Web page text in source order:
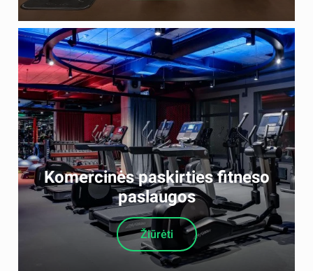
Komercinės paskirties fitneso
paslaugos
Žiūrėti